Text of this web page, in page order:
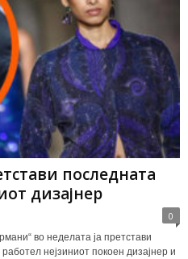
последната
дизајнер
0
во неделата ја претстави
нејзиниот покоен дизајнер и